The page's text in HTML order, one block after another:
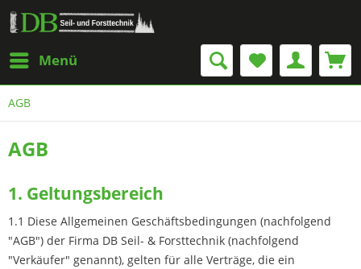
Menü
AGB
AGB
1. Geltungsbereich
1.1 Diese Allgemeinen Geschäftsbedingungen (nachfolgend
"AGB") der Firma DB Seil- & Forsttechnik (nachfolgend
"Verkäufer" genannt), gelten für alle Verträge, die ein